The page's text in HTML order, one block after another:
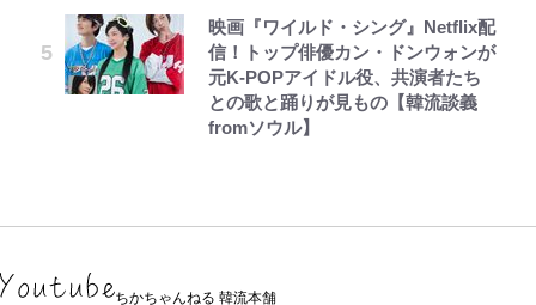
映画『ワイルド・シング』Netflix配
信！トップ俳優カン・ドンウォンが
元K-POPアイドル役、共演者たち
との歌と踊りが見もの【韓流談義
fromソウル】
ちかちゃんねる 韓流本舗